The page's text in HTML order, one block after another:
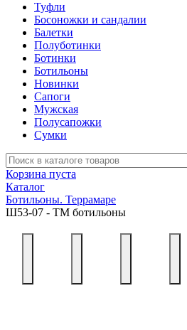
Туфли
Босоножки и сандалии
Балетки
Полуботинки
Ботинки
Ботильоны
Новинки
Сапоги
Мужская
Полусапожки
Сумки
Корзина пуста
Каталог
Ботильоны. Террамаре
Ш53-07 - ТМ ботильоны